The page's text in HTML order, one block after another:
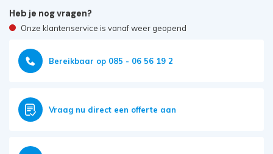
Heb je nog vragen?
Onze klantenservice is vanaf weer geopend
Bereikbaar op 085 - 06 56 19 2
Vraag nu direct een offerte aan